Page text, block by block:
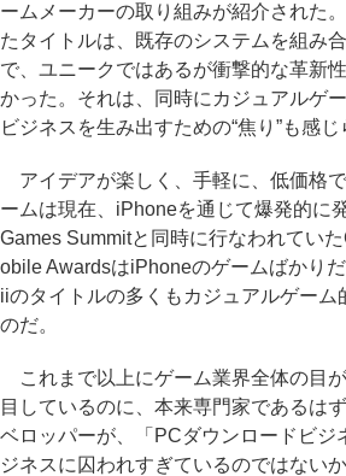
ームメーカーの取り組みが紹介された
たタイトルは、既存のシステムを組み
で、ユニークではあるが衝撃的な革新
かった。それは、同時にカジュアルゲ
ビジネスを生み出すための“焦り”も感じ
アイデアが楽しく、手軽に、低価格
ームは現在、iPhoneを通じて爆発的に
Games Summitと同時に行なわれてい
obile AwardsはiPhoneのゲームばかり
iiのタイトルの多くもカジュアルゲーム
のだ。
これまで以上にゲーム業界全体の目
目しているのに、本来専門家であるは
ベロッパーが、「PCダウンロードビジ
ジネスに囚われすぎているのではない